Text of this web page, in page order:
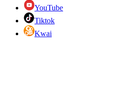
YouTube
Tiktok
Kwai